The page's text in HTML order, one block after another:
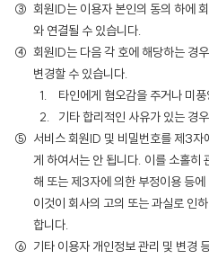
회원ID는 이용자 본인의 동의 하에
와 연결될 수 있습니다.
회원ID는 다음 각 호에 해당하는 경
변경할 수 있습니다.
타인에게 혐오감을 주거나 미
기타 합리적인 사유가 있는 경우
서비스 회원ID 및 비밀번호를 제3
게 하여서는 안 됩니다. 이를 소홀히
해 또는 제3자에 의한 부정이용 등
이것이 회사의 고의 또는 과실로 인
합니다.
기타 이용자 개인정보 관리 및 변경